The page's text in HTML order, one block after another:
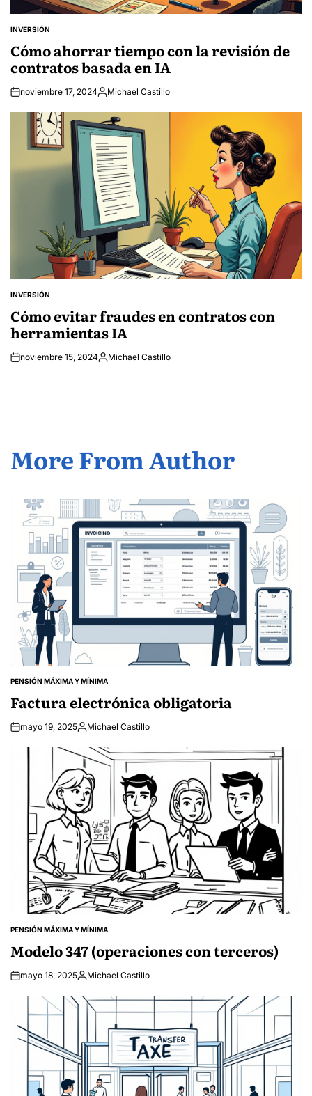
POSTED
INVERSIÓN
Cómo ahorrar tiempo con la revisión de
contratos basada en IA
noviembre 17, 2024Posted
Michael Castillo
POSTED
INVERSIÓN
Cómo evitar fraudes en contratos con
herramientas IA
noviembre 15, 2024Posted
Michael Castillo
More From Author
POSTED
PENSIÓN MÁXIMA Y MÍNIMA
Factura electrónica obligatoria
mayo 19, 2025Posted
Michael Castillo
POSTED
PENSIÓN MÁXIMA Y MÍNIMA
Modelo 347 (operaciones con terceros)
mayo 18, 2025Posted
Michael Castillo